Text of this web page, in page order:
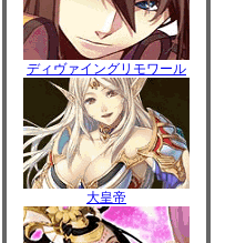
ディヴァイングリモワール
大皇帝